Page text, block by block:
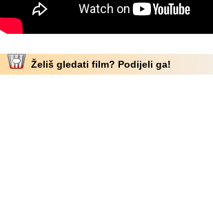
Želiš gledati film? Podijeli ga!